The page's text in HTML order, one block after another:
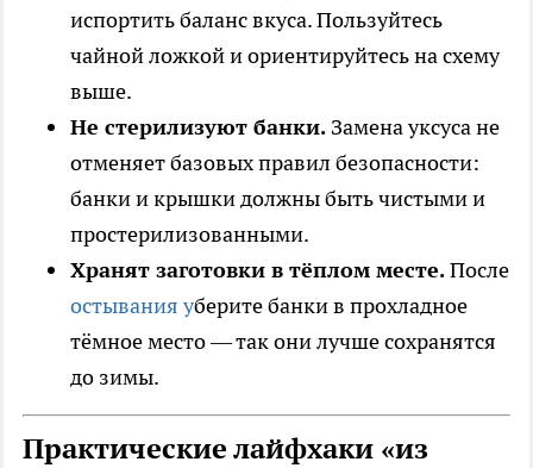
испортить баланс вкуса. Пользуйтесь
чайной ложкой и ориентируйтесь на схему
выше.
Не стерилизуют банки. Замена уксуса не
отменяет базовых правил безопасности:
банки и крышки должны быть чистыми и
простерилизованными.
Хранят заготовки в тёплом месте.После
остывания уберите банки в прохладное
тёмное место — так они лучше сохранятся
до зимы.
Практические лайфхаки «из